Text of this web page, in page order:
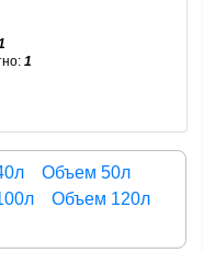
1
Объем 50л
Объем 120л